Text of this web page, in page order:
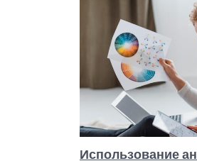
Использование